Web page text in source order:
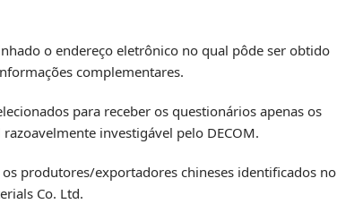
o endereço eletrônico no qual pôde ser obtido
complementares.
para receber os questionários apenas os
investigável pelo DECOM.
produtores/exportadores chineses identificados no
Co. Ltd.